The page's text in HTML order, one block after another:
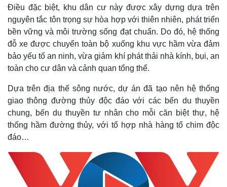
Quan sát
Cuộc sống đó đây
Hồ sơ
Video
Ảnh
Infographic
Điều đặc biệt, khu dân cư này được xây dựng dựa trên
nguyên tắc tôn trọng sự hòa hợp với thiên nhiên, phát triển
bền vững và môi trường sống đạt chuẩn. Do đó, hệ thống
đỗ xe được chuyển toàn bộ xuống khu vực hầm vừa đảm
bảo yếu tố an ninh, vừa giảm khí phát thải nhà kính, bụi, an
toàn cho cư dân và cảnh quan tổng thể.
Dựa trên địa thế sông nước, dự án đã tạo nên hệ thống
giao thông đường thủy độc đáo với các bến du thuyền
chung, bến du thuyền tư nhân cho mỗi căn biệt thự, hệ
thống hầm đường thủy, với tổ hợp nhà hàng tổ chim độc
đáo…